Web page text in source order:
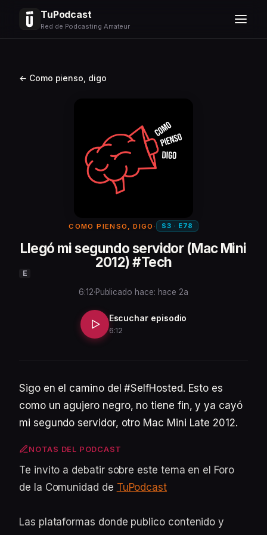
TuPodcast
Red de Podcasting Amateur
← Como pienso, digo
COMO PIENSO, DIGO · S3 · E78
Llegó mi segundo servidor (Mac Mini
2012) #Tech
E
6:12·Publicado hace: hace 2a
Escuchar episodio
6:12
Sigo en el camino del #SelfHosted. Esto es
como un agujero negro, no tiene fin, y ya cayó
mi segundo servidor, otro Mac Mini Late 2012.
NOTAS DEL PODCAST
Te invito a debatir sobre este tema en el Foro
de la Comunidad de TuPodcast
Las plataformas donde publico contenido y